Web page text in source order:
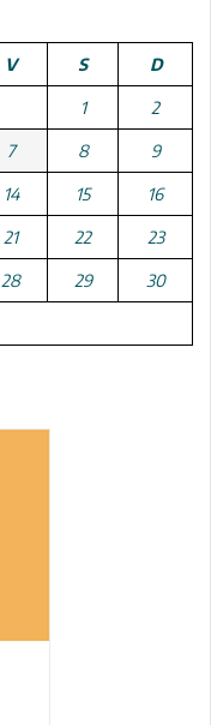
V S D
1 2
7 8 9
14 15 16
21 22 23
28 29 30